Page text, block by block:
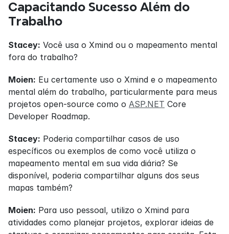
Capacitando Sucesso Além do
Trabalho
Stacey: Você usa o Xmind ou o mapeamento mental
fora do trabalho?
Moien: Eu certamente uso o Xmind e o mapeamento
mental além do trabalho, particularmente para meus
projetos open-source como o ASP.NET Core
Developer Roadmap.
Stacey: Poderia compartilhar casos de uso
específicos ou exemplos de como você utiliza o
mapeamento mental em sua vida diária? Se
disponível, poderia compartilhar alguns dos seus
mapas também?
Moien: Para uso pessoal, utilizo o Xmind para
atividades como planejar projetos, explorar ideias de